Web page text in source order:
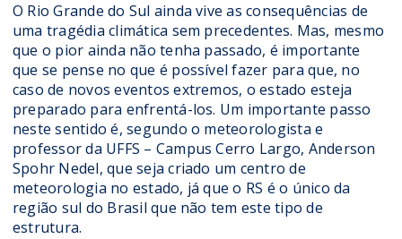
O Rio Grande do Sul ainda vive as consequências de
uma tragédia climática sem precedentes. Mas, mesmo
que o pior ainda não tenha passado, é importante
que se pense no que é possível fazer para que, no
caso de novos eventos extremos, o estado esteja
preparado para enfrentá-los. Um importante passo
neste sentido é, segundo o meteorologista e
professor da UFFS – Campus Cerro Largo, Anderson
Spohr Nedel, que seja criado um centro de
meteorologia no estado, já que o RS é o único da
região sul do Brasil que não tem este tipo de
estrutura.